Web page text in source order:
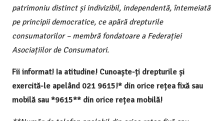
patrimoniu distinct și indivizibil, independentă, întemeiată
pe principii democratice, ce apără drepturile
consumatorilor – membră fondatoare a Federației
Asociațiilor de Consumatori.
Fii informat! Ia atitudine! Cunoaște-ți drepturile și
exercită-le apelând 021 9615!* din orice rețea fixă sau
mobilă sau *9615** din orice rețea mobilă!